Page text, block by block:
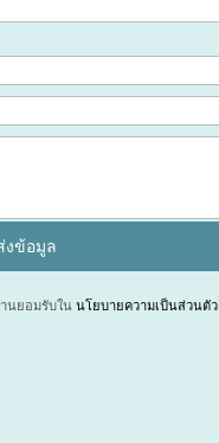
นยอมรับในนโยบายความเป็นส่วนตัว